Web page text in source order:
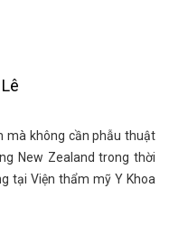
mà không cần phẫu thuật
New Zealand trong thời
tại Viện thẩm mỹ Y Khoa